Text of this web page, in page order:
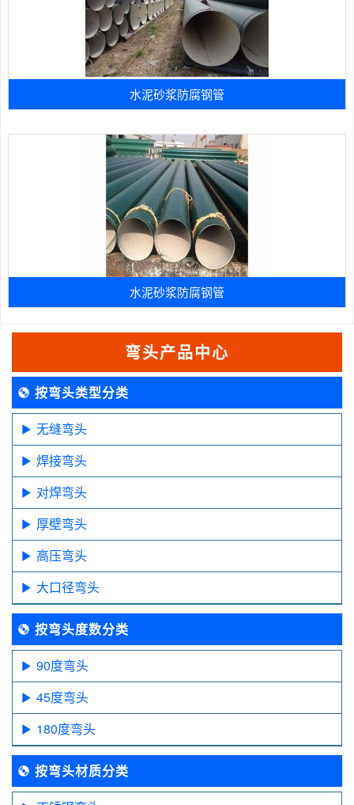
水泥砂浆防腐钢管
水泥砂浆防腐钢管
弯头产品中心
按弯头类型分类
无缝弯头
焊接弯头
对焊弯头
厚壁弯头
高压弯头
大口径弯头
按弯头度数分类
90度弯头
45度弯头
180度弯头
按弯头材质分类